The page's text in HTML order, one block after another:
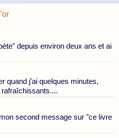
depuis environ deux ans et ai
quand j'ai quelques minutes,
second message sur "ce livre